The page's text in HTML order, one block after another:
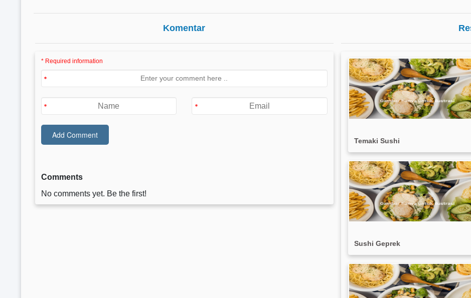
Komentar
* Required information
Comments
No comments yet. Be the first!
Temaki Sushi
Sushi Geprek